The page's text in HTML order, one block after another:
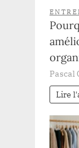
Pascal
Lire